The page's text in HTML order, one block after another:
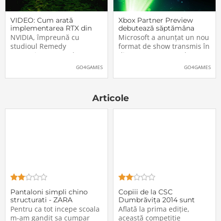
VIDEO: Cum arată
implementarea RTX din
Alan Wake II
NVIDIA, împreună cu
studioul Remedy
Entertainment, au lansat
un nou clip video dedicat
(Ray Tracing și DLSS) din
secvențele de mai jos,
GO4GAMES
Xbox Partner Preview
debutează săptămâna
aceasta. Când și unde va
putea fi vizionat
Microsoft a anunțat un nou
format de show transmis în
direct pe Internet: Xbox
Partner Preview, primul
difuzat chiar mâine, 25
cu 20:00 (ora României).
Show-ul va putea […]The
GO4GAMES
Articole
Pantaloni simpli chino
structurati - ZARA
Pentru ca tot incepe scoala
m-am gandit sa cumpar
Copiii de la CSC
Dumbrăvița 2014 sunt
vicecampionii Croco Cup
Tournament
Aflată la prima ediție,
această competiție